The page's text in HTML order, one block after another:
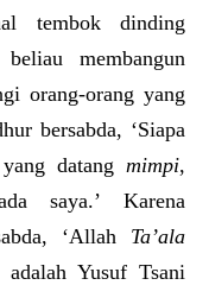
tembok dinding
membangun
orang-orang yang
bersabda, ‘Siapa
datang mimpi,
saya.’ Karena
‘Allah Ta’ala
adalah Yusuf Tsani